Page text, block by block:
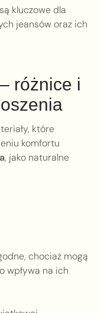
są kluczowe dla
jeansów oraz ich
różnice i
które
komfortu
, jako naturalne
chociaż mogą
wpływa na ich